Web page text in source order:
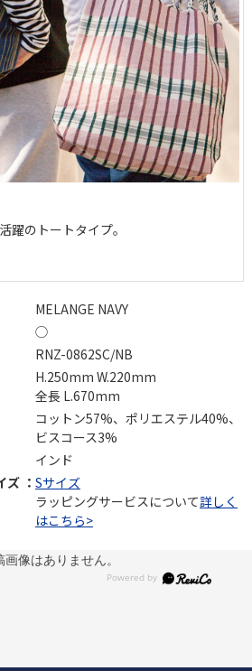
躍のトートタイプ。
MELANGE NAVY
◯
RNZ-0862SC/NB
H.250mm W.220mm
全長 L.670mm
コットン57%、ポリエステル40%、
ビスコース3%
インド
： Sサイズ
ラッピングサービスについて詳しく
はこちら>
画像はありません。